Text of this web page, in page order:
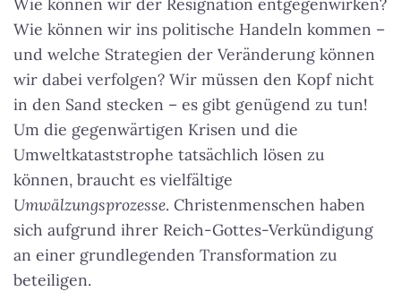
Wie können wir ins politische Handeln kommen –
und welche Strategien der Veränderung können
wir dabei verfolgen? Wir müssen den Kopf nicht
in den Sand stecken – es gibt genügend zu tun!
Um die gegenwärtigen Krisen und die
Umweltkataststrophe tatsächlich lösen zu
können, braucht es vielfältige
Umwälzungsprozesse. Christenmenschen haben
sich aufgrund ihrer Reich-Gottes-Verkündigung
an einer grundlegenden Transformation zu
beteiligen.